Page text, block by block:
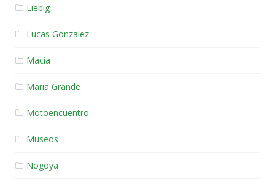
Liebig
Lucas Gonzalez
Macia
Maria Grande
Motoencuentro
Museos
Nogoya